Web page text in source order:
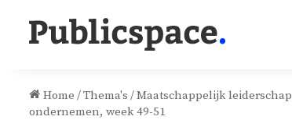
Home /Thema's /Maatschappelijk leiderschap
ondernemen, week 49-51